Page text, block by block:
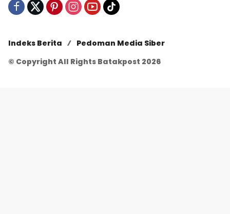
Indeks Berita
Pedoman Media Siber
© Copyright All Rights Batakpost 2026